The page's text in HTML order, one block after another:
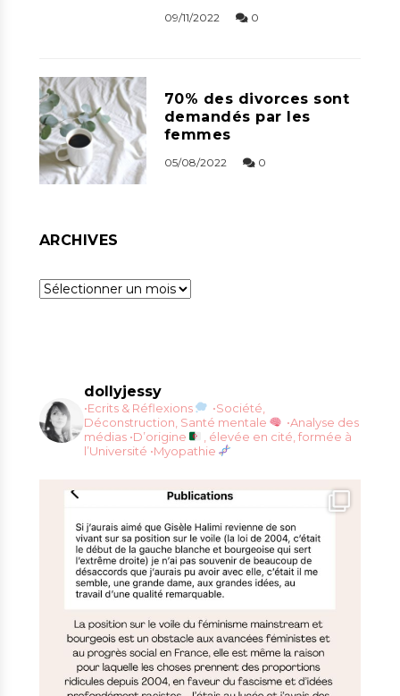
09/11/2022 0
70% des divorces sont
demandés par les
femmes
05/08/2022 0
ARCHIVES
Archives
dollyjessy
•Ecrits & Réflexions
•Société,
Déconstruction, Santé mentale
•Analyse des
médias •D’origine
, élevée en cité, formée à
l’Université •Myopathie